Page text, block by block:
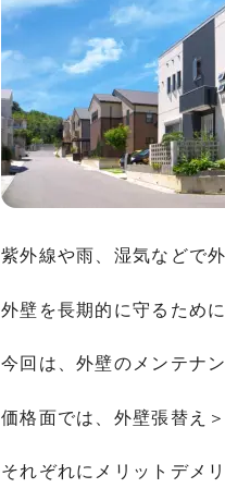
紫外線や雨、湿気などで
外壁を長期的に守るため
今回は、外壁のメンテナ
価格面では、外壁張替え
それぞれにメリットデメ